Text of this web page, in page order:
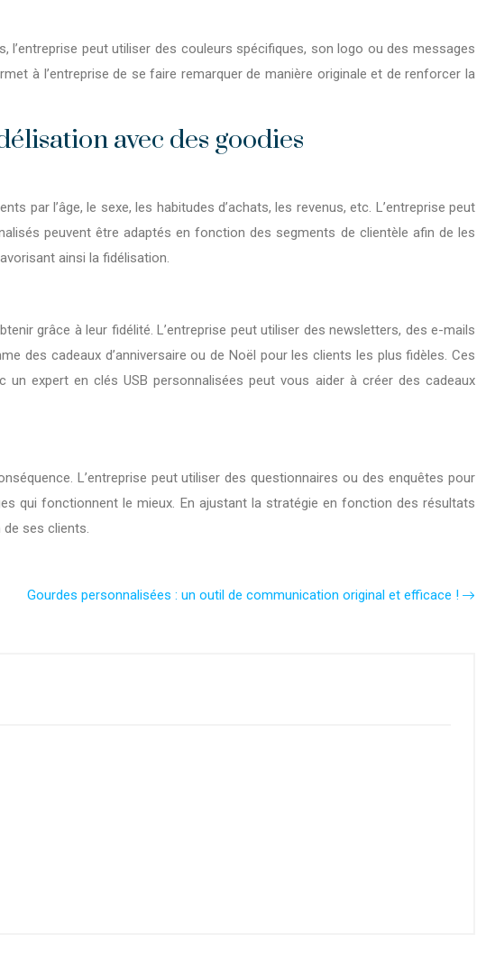
peut utiliser des couleurs spécifiques, son logo ou des messages
à l’entreprise de se faire remarquer de manière originale et de renforcer la
avec des goodies
par l’âge, le sexe, les habitudes d’achats, les revenus, etc. L’entreprise peut
peuvent être adaptés en fonction des segments de clientèle afin de les
ainsi la fidélisation.
grâce à leur fidélité. L’entreprise peut utiliser des newsletters, des e-mails
des cadeaux d’anniversaire ou de Noël pour les clients les plus fidèles. Ces
expert en clés USB personnalisées peut vous aider à créer des cadeaux
L’entreprise peut utiliser des questionnaires ou des enquêtes pour
qui fonctionnent le mieux. En ajustant la stratégie en fonction des résultats
ses clients.
Gourdes personnalisées : un outil de communication original et efficace !